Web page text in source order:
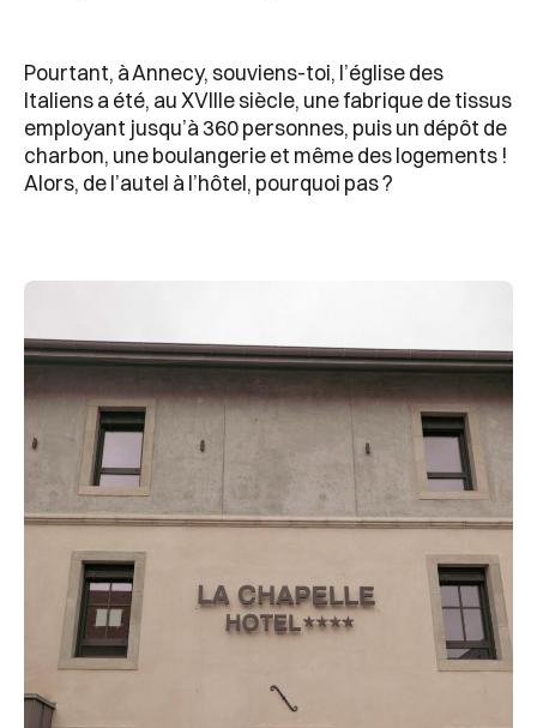
Pourtant, à Annecy, souviens-toi, l’église des
Italiens a été, au XVIIIesiècle, une fabrique de tissus
employant jusqu’à 360 personnes, puis un dépôt de
charbon, une boulangerie et même des logements !
Alors, de l’autel à l’hôtel, pourquoi pas ?